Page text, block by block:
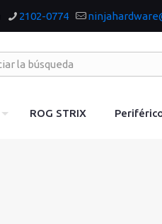
2102-0774
ROG STRIX